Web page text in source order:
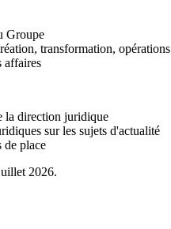
Groupe
transformation,
affaires
la direction juridique
sur les sujets d'actualité
de place
2026.